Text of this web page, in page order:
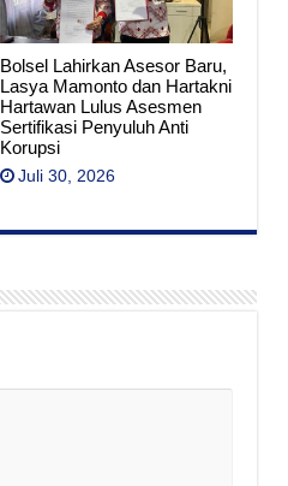
Bolsel Lahirkan Asesor Baru,
Lasya Mamonto dan Hartakni
Hartawan Lulus Asesmen
Sertifikasi Penyuluh Anti
Korupsi
Juli 30, 2026